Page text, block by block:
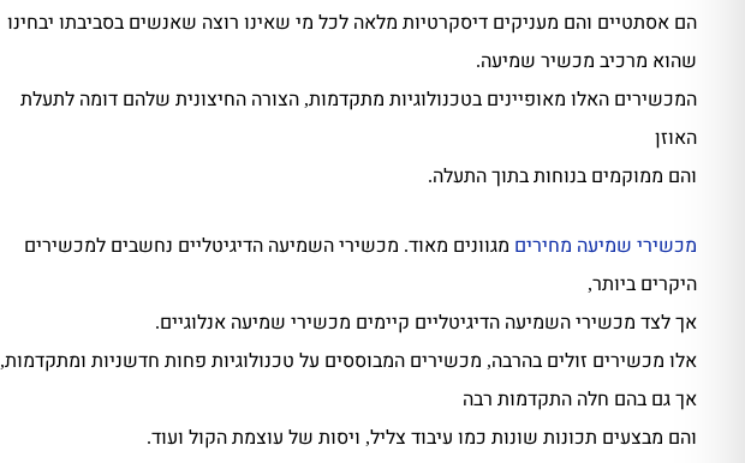
הם אסתטיים והם מעניקים דיסקרטיות מלאה לכל מי שאינו רוצה שאנשים בסביבתו יבחינו
שהוא מרכיב מכשיר שמיעה.
המכשירים האלו מאופיינים בטכנולוגיות מתקדמות, הצורה החיצונית שלהם דומה לתעלת
האוזן
והם ממוקמים בנוחות בתוך התעלה.
מכשירי שמיעה מחירים מגוונים מאוד. מכשירי השמיעה הדיגיטליים נחשבים למכשירים
היקרים ביותר,
אך לצד מכשירי השמיעה הדיגיטליים קיימים מכשירי שמיעה אנלוגיים.
אלו מכשירים זולים בהרבה, מכשירים המבוססים על טכנולוגיות פחות חדשניות ומתקדמות,
אך גם בהם חלה התקדמות רבה
והם מבצעים תכונות שונות כמו עיבוד צליל, ויסות של עוצמת הקול ועוד.